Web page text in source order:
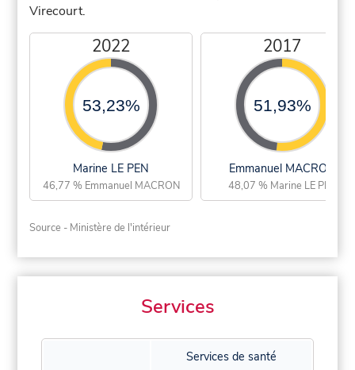
Virecourt.
2022
53,23%
Marine LE PEN
46,77 % Emmanuel MACRON
2017
51,93%
Emmanuel MACRON
48,07 % Marine LE PEN
Source - Ministère de l'intérieur
Services
Services de santé